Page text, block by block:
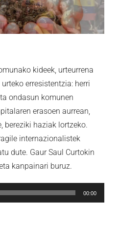
kideek, urteurrena
erresistentzia: herri
ondasun komunen
erasoen aurrean,
bereziki haziak lortzeko.
internazionalistek
dute. Gaur Saul Curtokin
kanpainari buruz.
00:00